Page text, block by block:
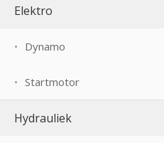
Elektro
Dynamo
Startmotor
Hydrauliek